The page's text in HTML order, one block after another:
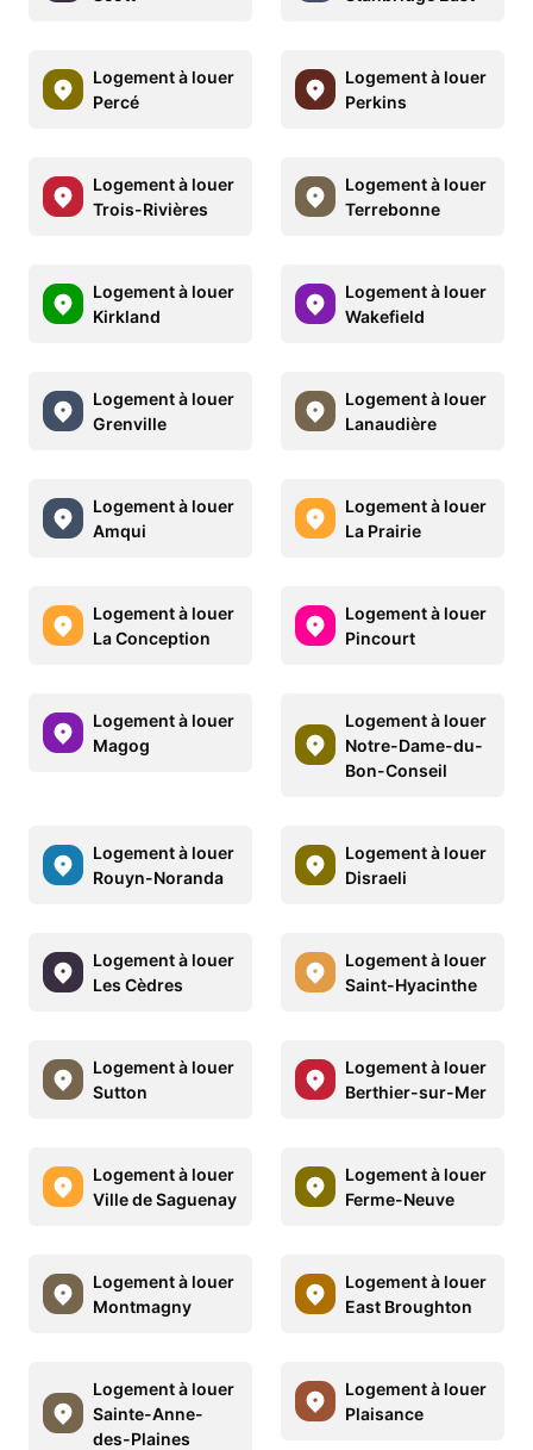
Logement à louer
Percé
Logement à louer
Perkins
Logement à louer
Trois-Rivières
Logement à louer
Terrebonne
Logement à louer
Kirkland
Logement à louer
Wakefield
Logement à louer
Grenville
Logement à louer
Lanaudière
Logement à louer
Amqui
Logement à louer
La Prairie
Logement à louer
La Conception
Logement à louer
Pincourt
Logement à louer
Magog
Logement à louer
Notre-Dame-du-
Bon-Conseil
Logement à louer
Rouyn-Noranda
Logement à louer
Disraeli
Logement à louer
Les Cèdres
Logement à louer
Saint-Hyacinthe
Logement à louer
Sutton
Logement à louer
Berthier-sur-Mer
Logement à louer
Ville de Saguenay
Logement à louer
Ferme-Neuve
Logement à louer
Montmagny
Logement à louer
East Broughton
Logement à louer
Sainte-Anne-
des-Plaines
Logement à louer
Plaisance